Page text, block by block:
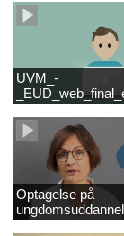
UVM_-
Optagelse på